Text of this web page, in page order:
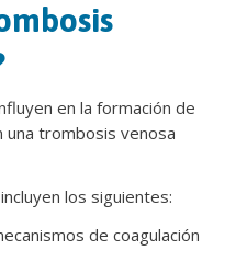
en la formación de
una trombosis venosa
los siguientes:
de coagulación